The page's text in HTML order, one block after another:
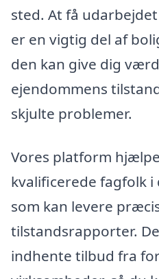
sted. At få
er en vigtig del af
den kan give dig
ejendommens
skjulte problemer.
Vores platform
kvalificerede fagfolk
som kan levere
tilstandsrapporter.
indhente tilbud fra